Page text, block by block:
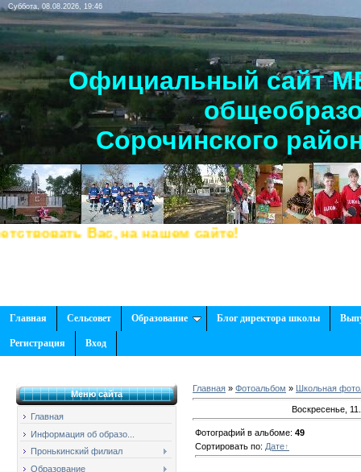
Суббота, 08.08.2026, 19:46
Официальный сайт
Сорочинского
Вас, на нашем сайте!
Главная Сельсовет Образование Блог директора школы
Регистрация Вход
Меню сайта
Главная
Информация об образо...
Пронькинский филиал
Образование
Главная » Фотоальбом » Школьная
Воскресенье,
Фотографий в альбоме: 49
Сортировать по: Дате